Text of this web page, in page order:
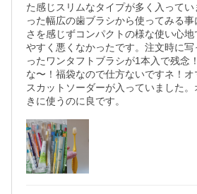
た感じスリムなタイプが多く入って
った幅広の歯ブラシから使ってみる
さを感じずコンパクトの様な使い心
やすく悪くなかったです。注文時に
ったワンタフトブラシが1本入で残念
な〜！福袋なので仕方ないですネ！
スカットソーダーが入っていました
きに使うのに良です。